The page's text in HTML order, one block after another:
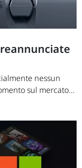
nessun
sul mercato...